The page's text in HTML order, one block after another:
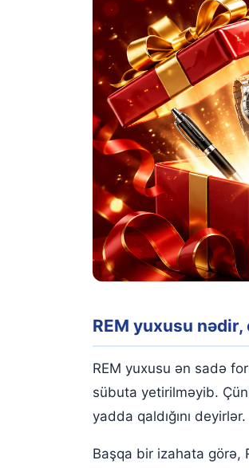
REM yuxusu
REM yuxusu ən sadə
sübuta yetirilməyib.
yadda qaldığını
Başqa bir izahata görə,